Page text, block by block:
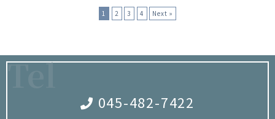
1 2 3 4 Next »
045-482-7422
Tel